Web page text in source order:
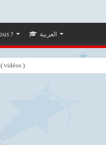
? العربية
vidéos )